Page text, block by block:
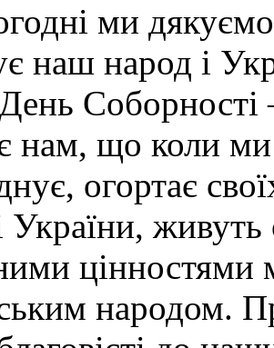
ми
наш народ і
Соборності
нам, що коли
огортає
України,
народом.